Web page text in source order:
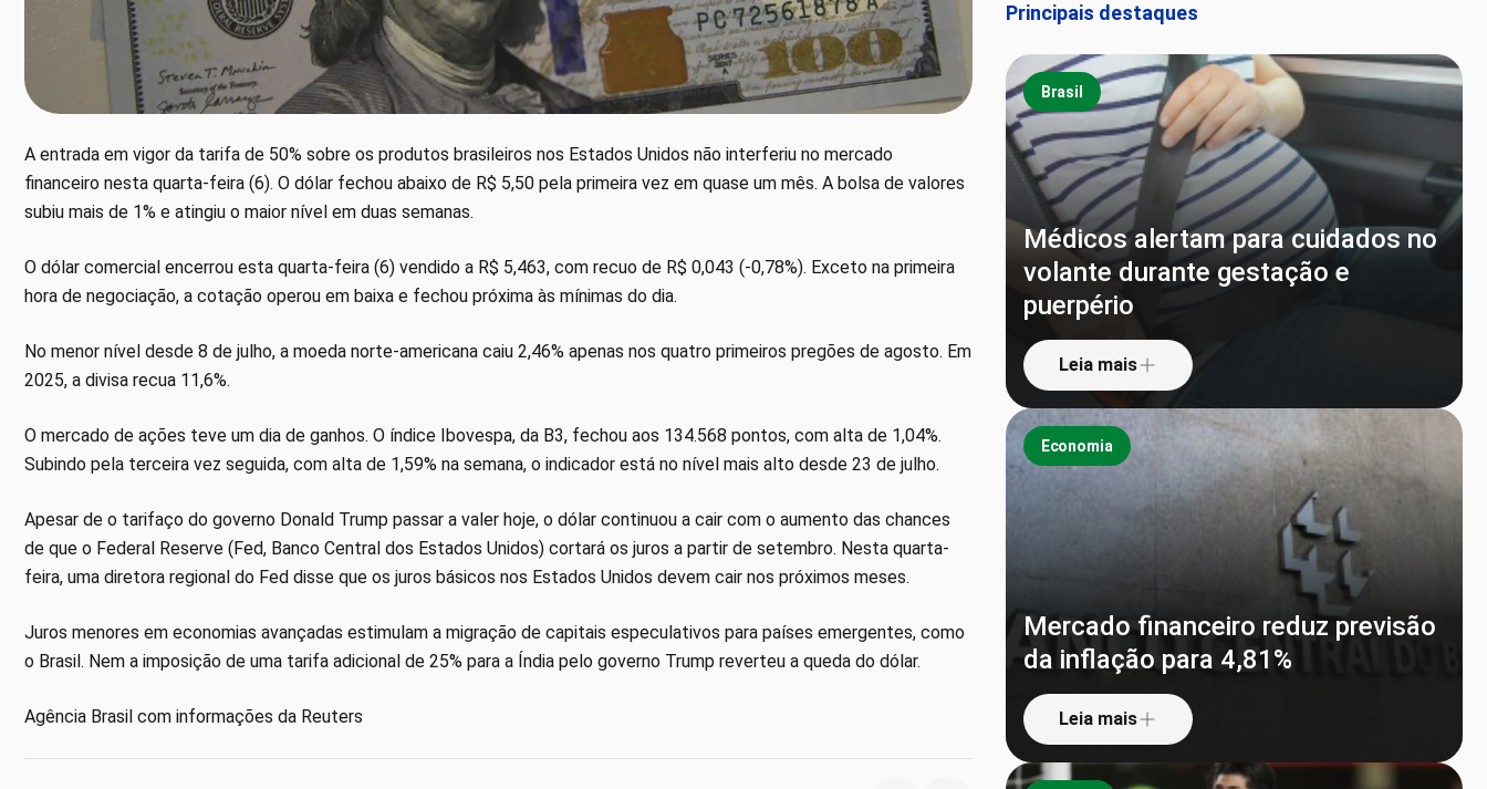
A entrada em vigor da tarifa de 50% sobre os produtos brasileiros nos Estados Unidos não interferiu no mercado
financeiro nesta quarta-feira (6). O dólar fechou abaixo de R$ 5,50 pela primeira vez em quase um mês. A bolsa de valores
subiu mais de 1% e atingiu o maior nível em duas semanas.
O dólar comercial encerrou esta quarta-feira (6) vendido a R$ 5,463, com recuo de R$ 0,043 (-0,78%). Exceto na primeira
hora de negociação, a cotação operou em baixa e fechou próxima às mínimas do dia.
No menor nível desde 8 de julho, a moeda norte-americana caiu 2,46% apenas nos quatro primeiros pregões de agosto. Em
2025, a divisa recua 11,6%.
O mercado de ações teve um dia de ganhos. O índice Ibovespa, da B3, fechou aos 134.568 pontos, com alta de 1,04%.
Subindo pela terceira vez seguida, com alta de 1,59% na semana, o indicador está no nível mais alto desde 23 de julho.
Apesar de o tarifaço do governo Donald Trump passar a valer hoje, o dólar continuou a cair com o aumento das chances
de que o Federal Reserve (Fed, Banco Central dos Estados Unidos) cortará os juros a partir de setembro. Nesta quarta-
feira, uma diretora regional do Fed disse que os juros básicos nos Estados Unidos devem cair nos próximos meses.
Juros menores em economias avançadas estimulam a migração de capitais especulativos para países emergentes, como
o Brasil. Nem a imposição de uma tarifa adicional de 25% para a Índia pelo governo Trump reverteu a queda do dólar.
Agência Brasil com informações da Reuters
Principais destaques
Brasil
Médicos alertam para cuidados no
volante durante gestação e
puerpério
Leia mais
Economia
Mercado financeiro reduz previsão
da inflação para 4,81%
Leia mais